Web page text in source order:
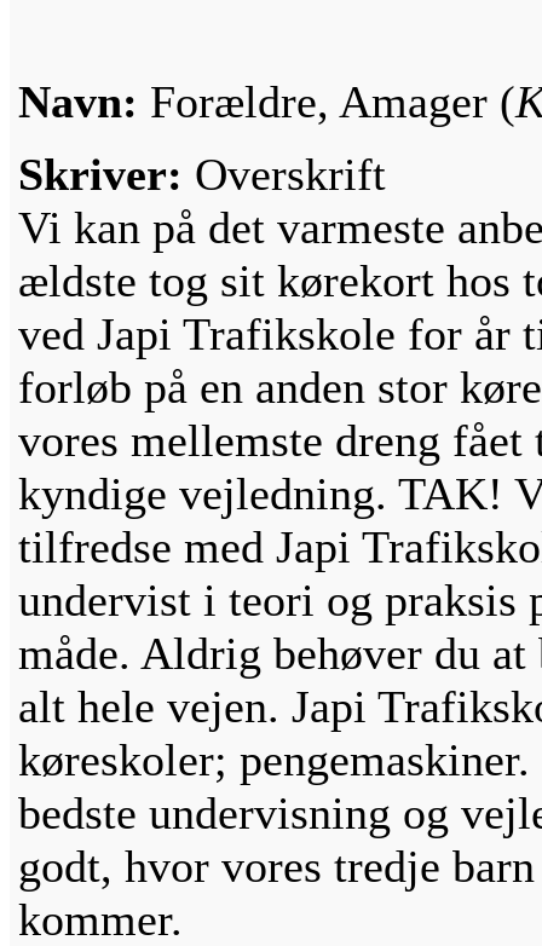
Navn: Forældre, Amager (
Skriver: Overskrift
Vi kan på det varmeste
ældste tog sit kørekort hos
ved Japi Trafikskole for år
forløb på en anden stor
vores mellemste dreng
kyndige vejledning. TAK!
tilfredse med Japi
undervist i teori og praksis
måde. Aldrig behøver du
alt hele vejen. Japi
køreskoler;
bedste undervisning og
godt, hvor vores tredje
kommer.